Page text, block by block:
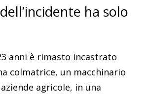
ha solo
anni è rimasto incastrato
colmatrice, un macchinario
agricole, in una